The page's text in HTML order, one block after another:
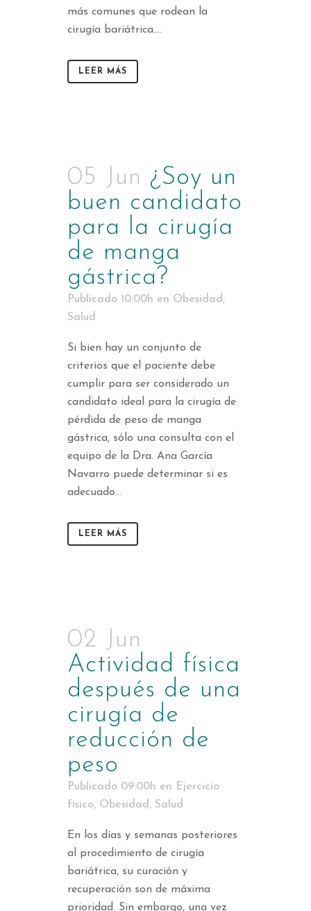
más comunes que rodean la
cirugía bariátrica....
LEER MÁS
05 Jun ¿Soy un
buen candidato
para la cirugía
de manga
gástrica?
Publicado 10:00h en Obesidad ,
Salud
Si bien hay un conjunto de
criterios que el paciente debe
cumplir para ser considerado un
candidato ideal para la cirugía de
pérdida de peso de manga
gástrica, sólo una consulta con el
equipo de la Dra. Ana García
Navarro puede determinar si es
adecuado...
LEER MÁS
02 Jun
Actividad física
después de una
cirugía de
reducción de
peso
Publicado 09:00h en
Ejercicio
físico, Obesidad , Salud
En los días y semanas posteriores
al procedimiento de cirugía
bariátrica, su curación y
recuperación son de máxima
prioridad. Sin embargo, una vez